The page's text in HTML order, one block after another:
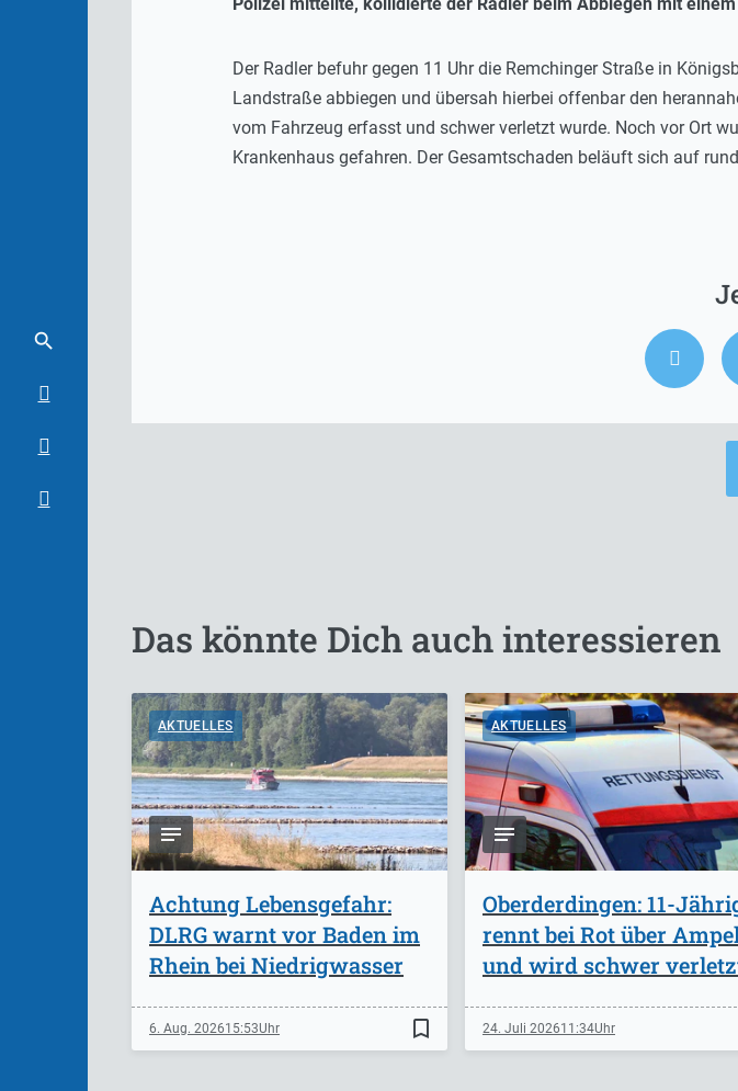
Der Radler befuhr gegen 11 Uhr die Remchinger Straße in
Landstraße abbiegen und übersah hierbei offenbar den
vom Fahrzeug erfasst und schwer verletzt wurde. Noch vor Ort
Krankenhaus gefahren. Der Gesamtschaden beläuft sich auf
Das könnte Dich auch interessieren
AKTUELLES
Achtung Lebensgefahr:
DLRG warnt vor Baden im
Rhein bei Niedrigwasser
6. Aug. 202615:53 bookmark_border
AKTUELLES
Oberderdingen: 11-
rennt bei Rot über
und wird schwer
24. Juli 202611:34